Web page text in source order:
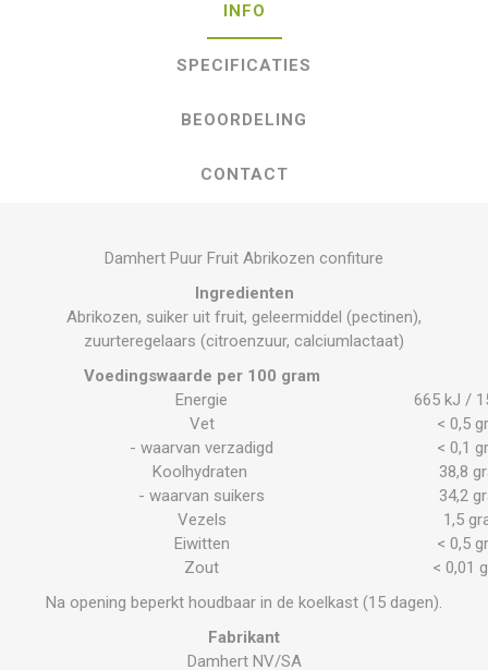
INFO
SPECIFICATIES
BEOORDELING
CONTACT
Damhert Puur Fruit Abrikozen confiture
Ingredienten
Abrikozen, suiker uit fruit, geleermiddel (pectinen),
zuurteregelaars (citroenzuur, calciumlactaat)
Voedingswaarde per 100 gram
Energie
665 kJ /
Vet
< 0,5
- waarvan verzadigd
< 0,1
Koolhydraten
38,8
- waarvan suikers
34,2
Vezels
1,5
Eiwitten
< 0,5
Zout
< 0,01
Na opening beperkt houdbaar in de koelkast (15 dagen).
Fabrikant
Damhert NV/SA